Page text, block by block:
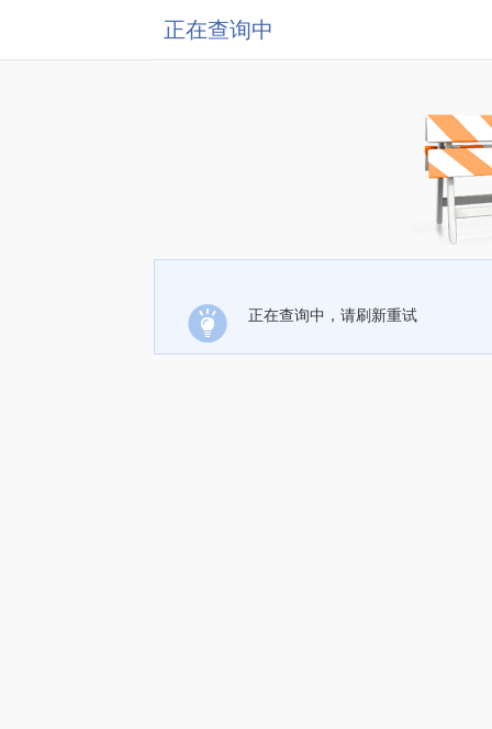
正在查询中
正在查询中，请刷新重试